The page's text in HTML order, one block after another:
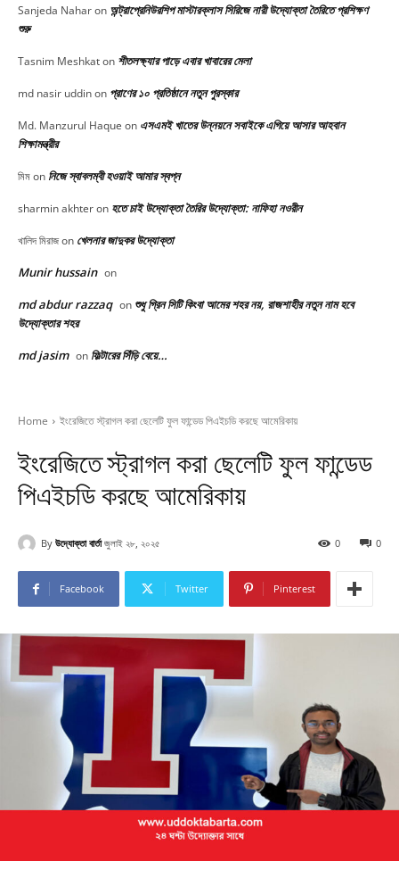
Sanjeda Naharon অন্ট্রাপ্রেনিউরশিপ মাস্টারক্লাস সিরিজে নারী উদ্যোক্তা তৈরিতে প্রশিক্ষণ
শুরু
Tasnim Meshkaton শীতলক্ষ্যার পাড়ে এবার খাবারের মেলা
md nasir uddinon প্রাণের ১০ প্রতিষ্ঠানে নতুন পুরস্কার
Md. Manzurul Haque on এসএমই খাতের উন্নয়নে সবাইকে এগিয়ে আসার আহবান
শিক্ষামন্ত্রীর
মিমon নিজে স্বাবলম্বী হওয়াই আমার স্বপ্ন
sharmin akhteron হতে চাই উদ্যোক্তা তৈরির উদ্যোক্তা: নাফিহা নওরীন
খালিদ মিরাজon খেলনার জাদুকর উদ্যোক্তা
Munir hussain on
md abdur razzaq on শুধু গ্রিন সিটি কিংবা আমের শহর নয়, রাজশাহীর নতুন নাম হবে
উদ্যোক্তার শহর
md jasim on ফিল্টারের সিঁড়ি বেয়ে…